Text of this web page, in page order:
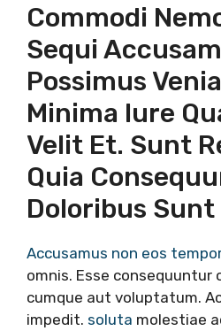
Commodi
Sequi
Possimus
Minima Iure
Velit Et. Sunt
Quia
Doloribus
Accusamus non eos
omnis. Esse consequuntur
cumque aut voluptatum.
impedit. soluta molestiae